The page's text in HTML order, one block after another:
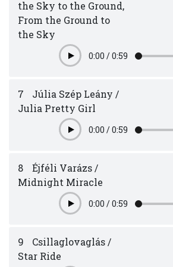
the Sky to the Ground,
From the Ground to
the Sky
Play0:00 /0:59
7
Júlia Szép Leány /
Julia Pretty Girl
Play0:00 /0:59
8
Éjféli Varázs /
Midnight Miracle
Play0:00 /0:59
9
Csillaglovaglás /
Star Ride